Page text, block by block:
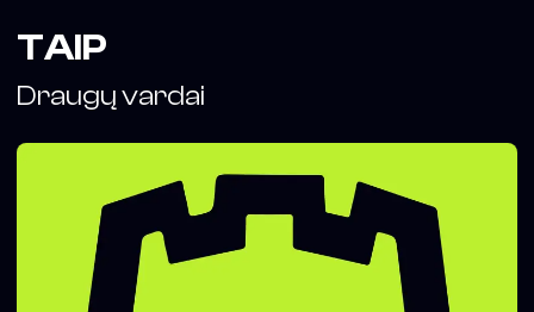
TAIP
Draugų vardai